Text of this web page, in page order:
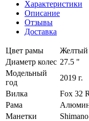
Характеристики
Описание
Отзывы
Доставка
Цвет рамы
Желтый
Диаметр колес 27.5 "
Модельный
год
2019 г.
Вилка
Fox 32
Рама
Манетки